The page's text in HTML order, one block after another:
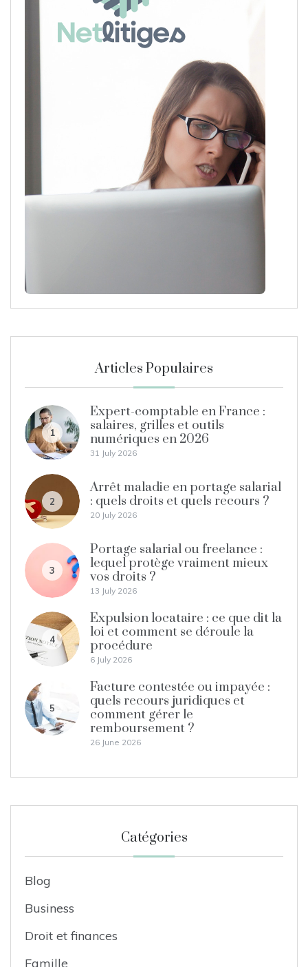
Articles Populaires
1
Expert-comptable en France :
salaires, grilles et outils
numériques en 2026
31 July 2026
2
Arrêt maladie en portage salarial
: quels droits et quels recours ?
20 July 2026
3
Portage salarial ou freelance :
lequel protège vraiment mieux
vos droits ?
13 July 2026
4
Expulsion locataire : ce que dit la
loi et comment se déroule la
procédure
6 July 2026
5
Facture contestée ou impayée :
quels recours juridiques et
comment gérer le
remboursement ?
26 June 2026
Catégories
Blog
Business
Droit et finances
Famille